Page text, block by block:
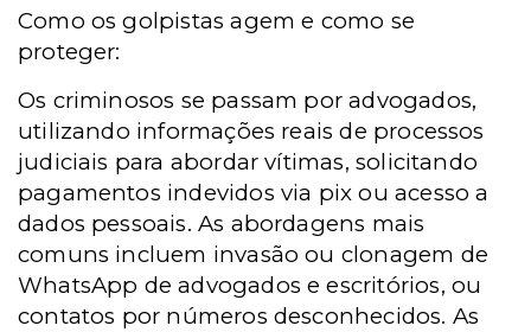
Como os golpistas agem e como se
proteger:
Os criminosos se passam por advogados,
utilizando informações reais de processos
judiciais para abordar vítimas, solicitando
pagamentos indevidos via pix ou acesso a
dados pessoais. As abordagens mais
comuns incluem invasão ou clonagem de
WhatsApp de advogados e escritórios, ou
contatos por números desconhecidos. As